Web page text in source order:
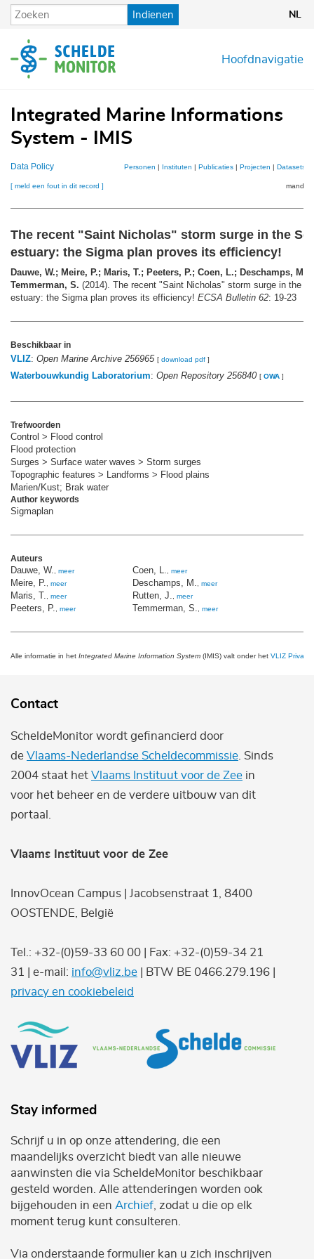
Overslaan
en
de
inhoud
Indienen NL
Hoofdnavigatie
Integrated Marine Informations
System - IMIS
Data Policy Personen | Instituten | Publicaties| Projecten | Datasets
[ meld een fout in dit record ] mandje
The recent "Saint Nicholas" storm surge in the
estuary: the Sigma plan proves its efficiency!
Dauwe, W.; Meire, P.; Maris, T.; Peeters, P.; Coen, L.; Deschamps, M.;
Temmerman, S. (2014). The recent "Saint Nicholas" storm surge in the
estuary: the Sigma plan proves its efficiency! ECSA Bulletin 62: 19-23
Beschikbaar in
VLIZ: Open Marine Archive 256965 [ download pdf ]
Waterbouwkundig Laboratorium: Open Repository 256840 [ OWA ]
Trefwoorden
Control > Flood control
Flood protection
Surges > Surface water waves > Storm surges
Topographic features > Landforms > Flood plains
Marien/Kust; Brak water
Author keywords
Sigmaplan
Auteurs
Dauwe, W. meer
Meire, P. meer
Maris, T. meer
Peeters, P. meer
Coen, L. meer
Deschamps, M. meer
Rutten, J. meer
Temmerman, S. meer
Alle informatie in het Integrated Marine Information System (IMIS) valt onder het VLIZ Privacy
Contact
ScheldeMonitor wordt gefinancierd door
de Vlaams-Nederlandse Scheldecommissie . Sinds
2004 staat het Vlaams Instituut voor de Zee in
voor het beheer en de verdere uitbouw van dit
portaal.
Vlaams Instituut voor de Zee
InnovOcean Campus | Jacobsenstraat 1, 8400
OOSTENDE, België
Tel.: +32-(0)59-33 60 00 | Fax: +32-(0)59-34 21
31 | e-mail: info@vliz.be | BTW BE 0466.279.196 |
privacy en cookiebeleid
Stay informed
Schrijf u in op onze attendering, die een
maandelijks overzicht biedt van alle nieuwe
aanwinsten die via ScheldeMonitor beschikbaar
gesteld worden. Alle attenderingen worden ook
bijgehouden in een Archief , zodat u die op elk
moment terug kunt consulteren.
Via onderstaande formulier kan u zich inschrijven